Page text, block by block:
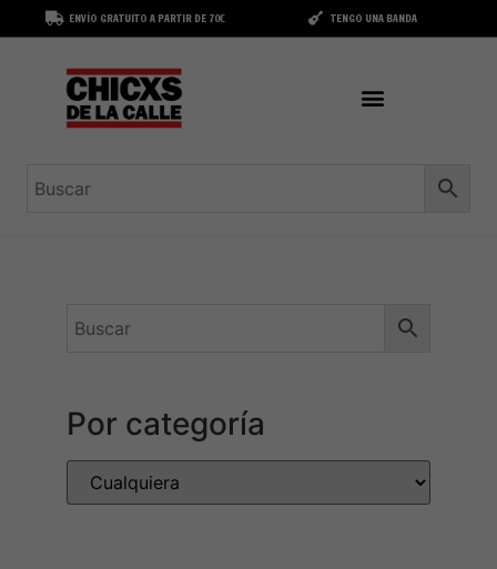
ENVÍO GRATUITO A PARTIR DE 70€ TENGO UNA BANDA
Por categoría